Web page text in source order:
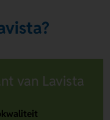
van Lavista